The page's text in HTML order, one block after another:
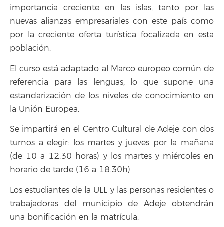
importancia creciente en las islas, tanto por las
nuevas alianzas empresariales con este país como
por la creciente oferta turística focalizada en esta
población.
El curso está adaptado al Marco europeo común de
referencia para las lenguas, lo que supone una
estandarización de los niveles de conocimiento en
la Unión Europea.
Se impartirá en el Centro Cultural de Adeje con dos
turnos a elegir: los martes y jueves por la mañana
(de 10 a 12.30 horas) y los martes y miércoles en
horario de tarde (16 a 18.30h).
Los estudiantes de la ULL y las personas residentes o
trabajadoras del municipio de Adeje obtendrán
una bonificación en la matrícula.